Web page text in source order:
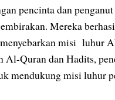
pencinta dan
Mereka
misi luhur
Al-Quran dan Hadits,
mendukung misi luhur